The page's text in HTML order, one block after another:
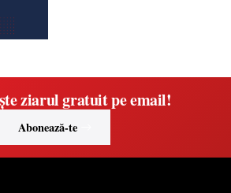
ziarul gratuit pe email!
Abonează-te